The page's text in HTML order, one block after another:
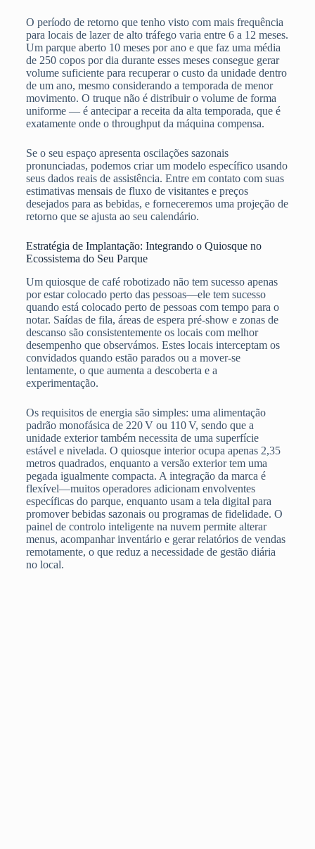
O período de retorno que tenho visto com mais frequência
para locais de lazer de alto tráfego varia entre 6 a 12 meses.
Um parque aberto 10 meses por ano e que faz uma média
de 250 copos por dia durante esses meses consegue gerar
volume suficiente para recuperar o custo da unidade dentro
de um ano, mesmo considerando a temporada de menor
movimento. O truque não é distribuir o volume de forma
uniforme — é antecipar a receita da alta temporada, que é
exatamente onde o throughput da máquina compensa.
Se o seu espaço apresenta oscilações sazonais
pronunciadas, podemos criar um modelo específico usando
seus dados reais de assistência. Entre em contato com suas
estimativas mensais de fluxo de visitantes e preços
desejados para as bebidas, e forneceremos uma projeção de
retorno que se ajusta ao seu calendário.
Estratégia de Implantação: Integrando o Quiosque no
Ecossistema do Seu Parque
Um quiosque de café robotizado não tem sucesso apenas
por estar colocado perto das pessoas—ele tem sucesso
quando está colocado perto de pessoas com tempo para o
notar. Saídas de fila, áreas de espera pré‑show e zonas de
descanso são consistentemente os locais com melhor
desempenho que observámos. Estes locais interceptam os
convidados quando estão parados ou a mover-se
lentamente, o que aumenta a descoberta e a
experimentação.
Os requisitos de energia são simples: uma alimentação
padrão monofásica de 220 V ou 110 V, sendo que a
unidade exterior também necessita de uma superfície
estável e nivelada. O quiosque interior ocupa apenas 2,35
metros quadrados, enquanto a versão exterior tem uma
pegada igualmente compacta. A integração da marca é
flexível—muitos operadores adicionam envolventes
específicas do parque, enquanto usam a tela digital para
promover bebidas sazonais ou programas de fidelidade. O
painel de controlo inteligente na nuvem permite alterar
menus, acompanhar inventário e gerar relatórios de vendas
remotamente, o que reduz a necessidade de gestão diária
no local.